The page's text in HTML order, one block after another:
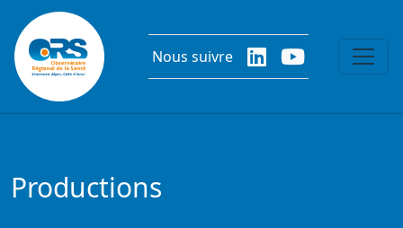
Aller au contenu principal
Nous suivre
Productions